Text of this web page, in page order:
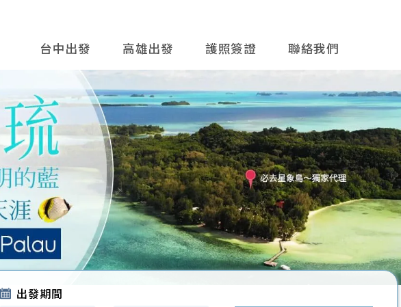
台中出發 高雄出發 護照簽證 聯絡我們
往後
出發期間